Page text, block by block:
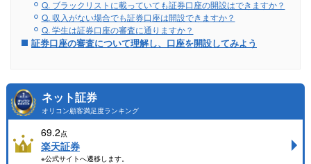
Q. ブラックリストに載っていても証券口座の開設はできますか？
Q. 収入がない場合でも証券口座は開設できますか？
Q. 学生は証券口座の審査に通りますか？
証券口座の審査について理解し、口座を開設してみよう
ネット証券
オリコン顧客満足度ランキング
69.2点
楽天証券
※公式サイトへ遷移します。